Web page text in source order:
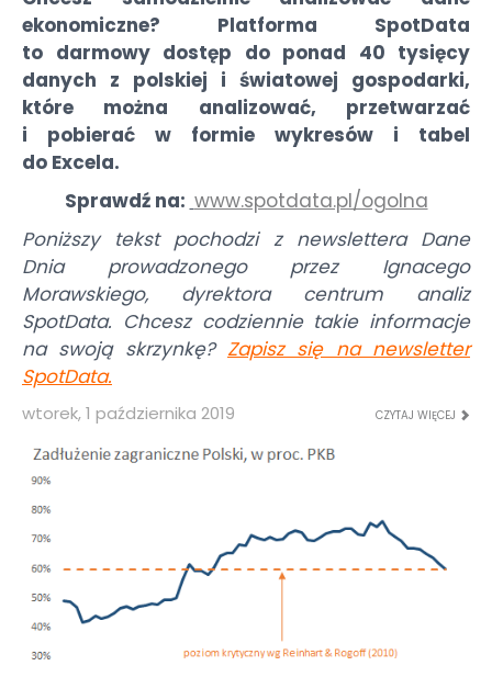
ekonomiczne? Platforma SpotData
to darmowy dostęp do ponad 40 tysięcy
danych z polskiej i światowej gospodarki,
które można analizować, przetwarzać
i pobierać w formie wykresów i tabel
do Excela.
Sprawdź na: www.spotdata.pl/ogolna
Poniższy tekst pochodzi z newslettera Dane
Dnia prowadzonego przez Ignacego
Morawskiego, dyrektora centrum analiz
SpotData. Chcesz codziennie takie informacje
na swoją skrzynkę? Zapisz się na newsletter
SpotData.
wtorek, 1 października 2019 CZYTAJ WIĘCEJ